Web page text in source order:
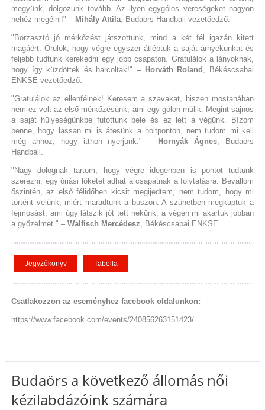
megyünk, dolgozunk tovább. Az ilyen egygólos vereségeket nagyon
nehéz megélni!" – Mihály Attila, Budaörs Handball vezetőedző.
"Borzasztó jó mérkőzést játszottunk, mind a két fél igazán kitett
magáért. Örülök, hogy végre egyszer átléptük a saját árnyékunkat és
feljebb tudtunk kerekedni egy jobb csapaton. Gratulálok a lányoknak,
hogy így küzdöttek és harcoltak!" – Horváth Roland , Békéscsabai
ENKSE vezetőedző.
"Gratulálok az ellenfélnek! Keresem a szavakat, hiszen mostanában
nem ez volt az első mérkőzésünk, ami egy gólon múlik. Megint sajnos
a saját hülyeségünkbe futottunk bele és ez lett a végünk. Bízom
benne, hogy lassan mi is átesünk a holtponton, nem tudom mi kell
még ahhoz, hogy itthon nyerjünk." – Hornyák Ágnes , Budaörs
Handball.
"Nagy dolognak tartom, hogy végre idegenben is pontot tudtunk
szerezni, egy óriási löketet adhat a csapatnak a folytatásra. Bevallom
őszintén, az első félidőben kicsit megijedtem, nem tudom, hogy mi
történt velünk, miért maradtunk a buszon. A szünetben megkaptuk a
fejmosást, ami úgy látszik jót tett nekünk, a végén mi akartuk jobban
a győzelmet." – Walfisch Mercédesz , Békéscsabai ENKSE
Jegyzőkönyv Tabella
Csatlakozzon az eseményhez facebook oldalunkon:
https://www.facebook.com/events/240856263151423/
Budaörs a következő állomás női
kézilabdázóink számára